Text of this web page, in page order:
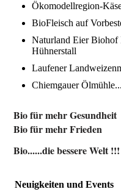
Ökomodellregion-
BioFleisch auf
Naturland Eier
Hühnerstall
Laufener
Chiemgauer
Bio für mehr Gesundheit
Bio für mehr Frieden
Bio......die bessere Welt !!!
Neuigkeiten und Events